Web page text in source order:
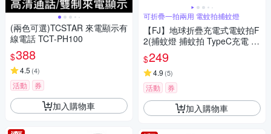
(兩色可選)TCSTAR 來電顯示有
線電話 TCT-PH100
$388
4.5 (4)
活動 券
加入購物車
可折疊一拍兩用 電蚊拍捕蚊燈
【FJ】地球折疊充電式電蚊拍F
2(捕蚊燈 捕蚊拍 TypeC充電 可
折疊 電擊)
$249
4.9 (5)
活動 券
加入購物車